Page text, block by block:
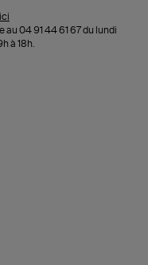
au 04 91 44 61 67 du lundi
à 18h.